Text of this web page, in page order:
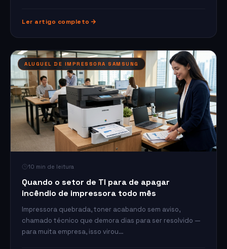
Ler artigo completo
ALUGUEL DE IMPRESSORA SAMSUNG
10 min de leitura
Quando o setor de TI para de apagar
incêndio de impressora todo mês
Impressora quebrada, toner acabando sem aviso,
chamado técnico que demora dias para ser resolvido —
para muita empresa, isso virou…